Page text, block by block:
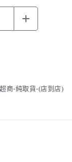
+
商-純取貨-(店到店)